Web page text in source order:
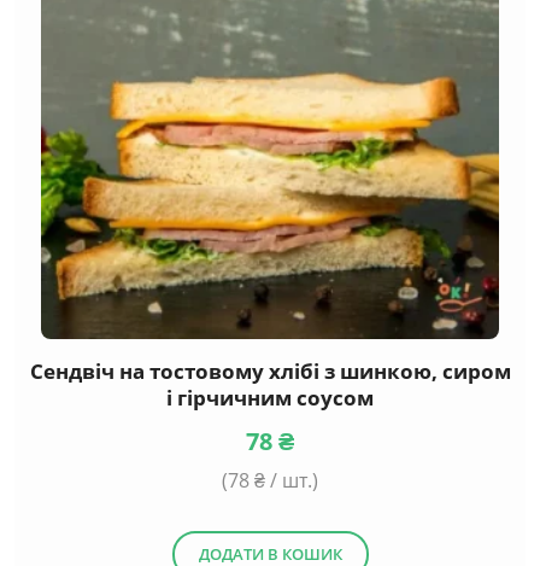
Сендвіч на тостовому хлібі з шинкою, сиром
і гірчичним соусом
78₴
(78₴ / шт.)
ДОДАТИ В КОШИК